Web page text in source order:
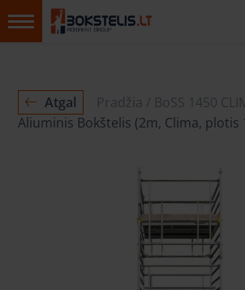
Atgal Pradžia
BoSS 1450
Aliuminis Bokštelis (2m, Clima, plotis